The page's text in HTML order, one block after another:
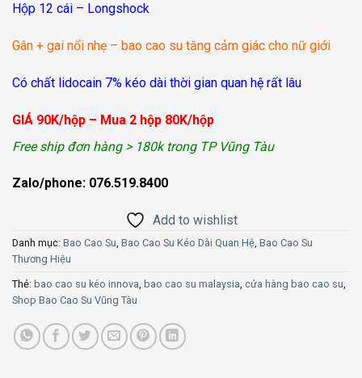
Hộp 12 cái – Longshock
Gân + gai nổi nhẹ – bao cao su tăng cảm giác cho nữ giới
Có chất lidocain 7% kéo dài thời gian quan hệ rất lâu
GIÁ 90K/hộp – Mua 2 hộp 80K/hộp
Free ship đơn hàng > 180k trong TP Vũng Tàu
Zalo/phone: 076.519.8400
Add to wishlist
Danh mục: Bao Cao Su, Bao Cao Su Kéo Dài Quan Hệ, Bao Cao Su
Thương Hiệu
Thẻ: bao cao su kéo innova, bao cao su malaysia, cửa hàng bao cao su,
Shop Bao Cao Su Vũng Tàu